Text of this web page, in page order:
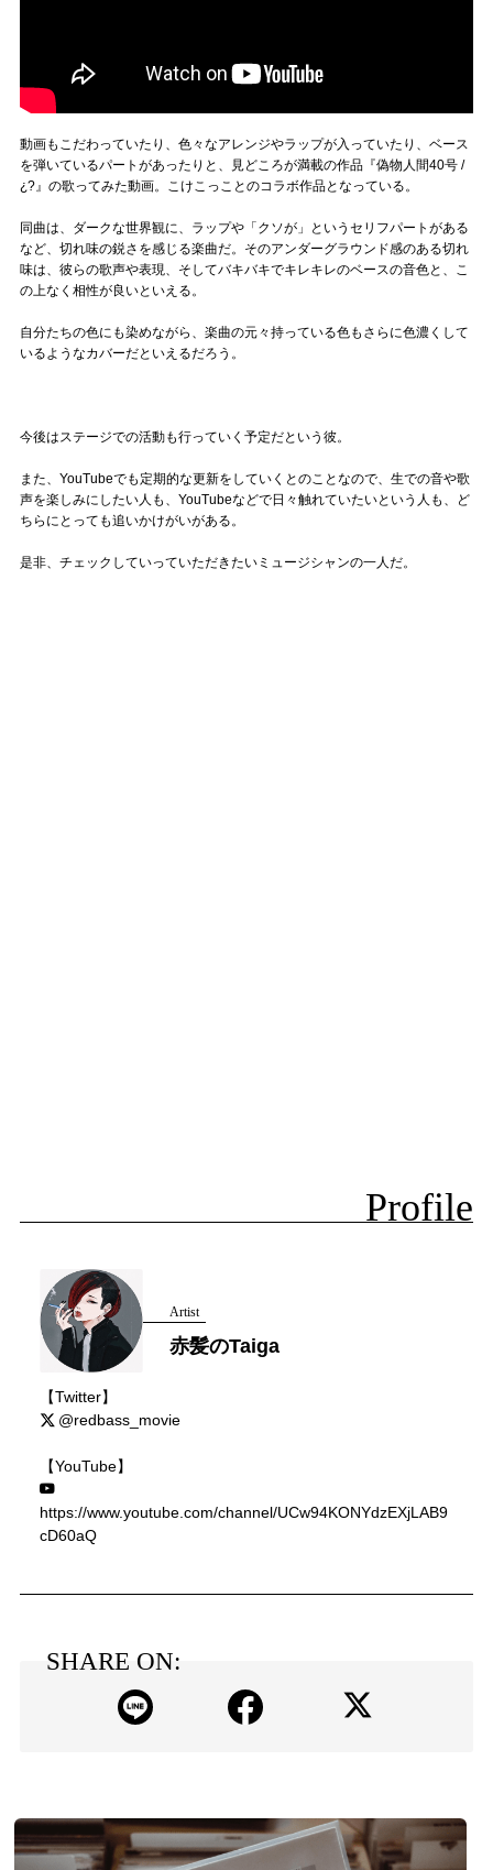
動画もこだわっていたり、色々なアレンジやラップが入っていたり、ベース
を弾いているパートがあったりと、見どころが満載の作品『偽物人間40号 /
¿?』の歌ってみた動画。こけこっことのコラボ作品となっている。
同曲は、ダークな世界観に、ラップや「クソが」というセリフパートがある
など、切れ味の鋭さを感じる楽曲だ。そのアンダーグラウンド感のある切れ
味は、彼らの歌声や表現、そしてバキバキでキレキレのベースの音色と、こ
の上なく相性が良いといえる。
自分たちの色にも染めながら、楽曲の元々持っている色もさらに色濃くして
いるようなカバーだといえるだろう。
今後はステージでの活動も行っていく予定だという彼。
また、YouTubeでも定期的な更新をしていくとのことなので、生での音や歌
声を楽しみにしたい人も、YouTubeなどで日々触れていたいという人も、ど
ちらにとっても追いかけがいがある。
是非、チェックしていっていただきたいミュージシャンの一人だ。
Profile
Artist
赤髪のTaiga
【Twitter】
@redbass_movie
【YouTube】
https://www.youtube.com/channel/UCw94KONYdzEXjLAB9
cD60aQ
SHARE ON: